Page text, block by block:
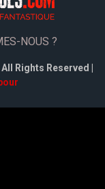
NOUS ?
Rights Reserved |